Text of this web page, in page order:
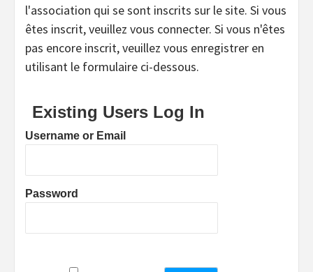
l'association qui se sont inscrits sur le site. Si vous
êtes inscrit, veuillez vous connecter. Si vous n'êtes
pas encore inscrit, veuillez vous enregistrer en
utilisant le formulaire ci-dessous.
Existing Users Log In
Username or Email
Password